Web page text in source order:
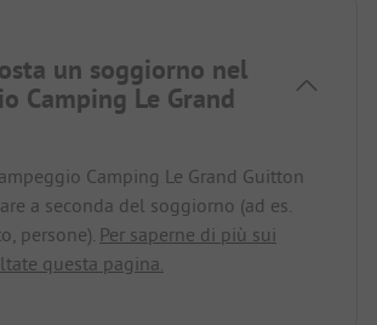
un soggiorno nel
Camping Le Grand
Camping Le Grand Guitton
a seconda del soggiorno (ad es.
persone). Per saperne di più sui
questa pagina.